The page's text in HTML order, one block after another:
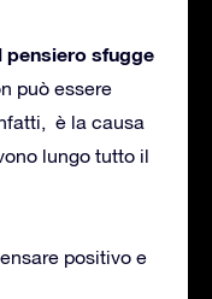
pensiero sfugge
può essere
è la causa
lungo tutto il
positivo e